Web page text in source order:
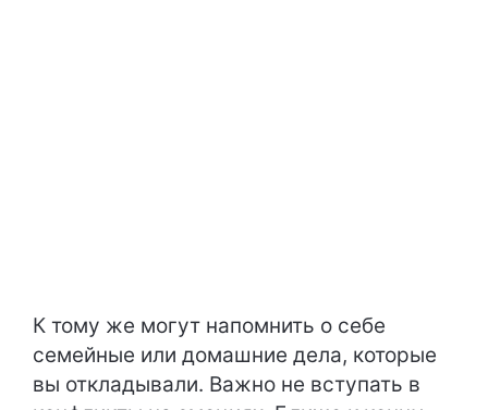
К тому же могут напомнить о себе
семейные или домашние дела, которые
вы откладывали. Важно не вступать в